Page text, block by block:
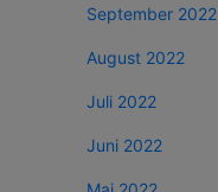
September 2022
August 2022
Juli 2022
Juni 2022